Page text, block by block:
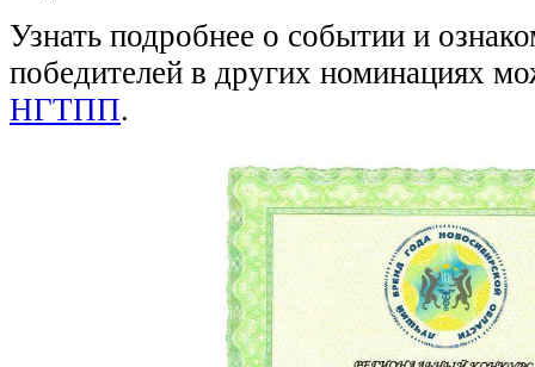
Узнать подробнее о событии и
победителей в других номинациях
НГТПП.